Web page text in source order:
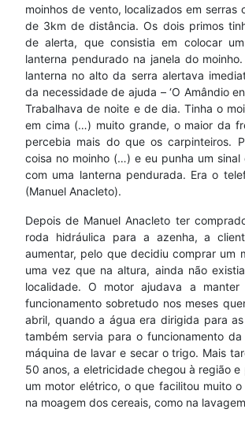
moinhos de vento, localizados em serras
de 3km de distância. Os dois primos
de alerta, que consistia em colocar
lanterna pendurado na janela do
lanterna no alto da serra alertava
da necessidade de ajuda – ‘O Amândio
Trabalhava de noite e de dia. Tinha o
em cima (…) muito grande, o maior da
percebia mais do que os carpinteiros.
coisa no moinho (…) e eu punha um sinal
com uma lanterna pendurada. Era o
(Manuel Anacleto).
Depois de Manuel Anacleto ter
roda hidráulica para a azenha, a
aumentar, pelo que decidiu comprar um
uma vez que na altura, ainda não
localidade. O motor ajudava a manter
funcionamento sobretudo nos meses
abril, quando a água era dirigida para
também servia para o funcionamento da
máquina de lavar e secar o trigo. Mais
50 anos, a eletricidade chegou à região e
um motor elétrico, o que facilitou muito
na moagem dos cereais, como na